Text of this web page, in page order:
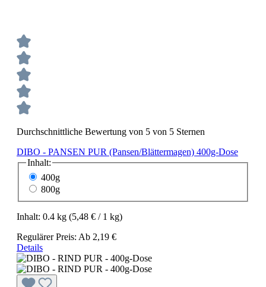
Durchschnittliche Bewertung von 5 von 5 Sternen
DIBO - PANSEN PUR (Pansen/Blättermagen) 400g-Dose
Inhalt:
400g
800g
Inhalt: 0.4 kg (5,48 € / 1 kg)
Regulärer Preis: Ab 2,19 €
Details